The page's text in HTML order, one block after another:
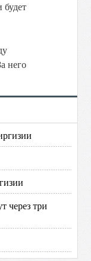
будет
него
через три